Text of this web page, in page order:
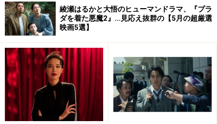
宇宙空間で生きるチカラを見せた！映像も圧巻！
(C)2013 WARNER BROS.ENTERTAINMENT INC.
※次のページでは監督賞を予想。やっぱりあの監督でし
ょ！
綾瀬はるかと大悟のヒューマンドラマ、『プラ
ダを着た悪魔2』…見応え抜群の【5月の超厳選
映画5選】